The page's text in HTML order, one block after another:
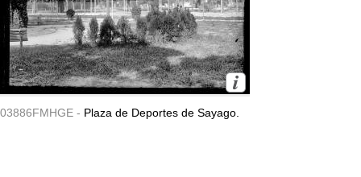
03886FMHGE - Plaza de Deportes de Sayago.